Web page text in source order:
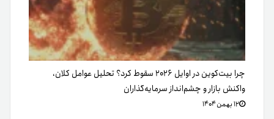
چرا بیت‌کوین در اوایل ۲۰۲۶ سقوط کرد؟ تحلیل عوامل کلان،
واکنش بازار و چشم‌انداز سرمایه‌گذاران
۱۲ بهمن ۱۴۰۴